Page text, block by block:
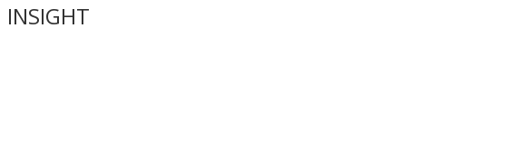
INSIGHT